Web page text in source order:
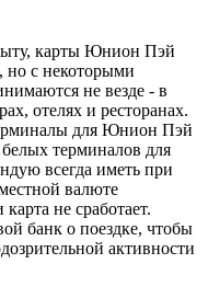
карты Юнион Пэй
но с некоторыми
не везде - в
отелях и ресторанах.
для Юнион Пэй
терминалов для
всегда иметь при
валюте
не сработает.
банк о поездке, чтобы
активности